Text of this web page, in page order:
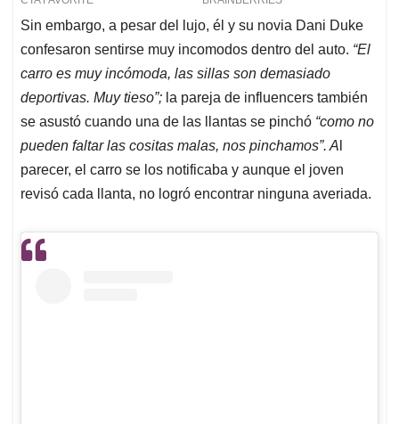
Sin embargo, a pesar del lujo, él y su novia Dani Duke
confesaron sentirse muy incomodos dentro del auto. “El
carro es muy incómoda, las sillas son demasiado
deportivas. Muy tieso”; la pareja de influencers también
se asustó cuando una de las llantas se pinchó “como no
pueden faltar las cositas malas, nos pinchamos”. A
parecer, el carro se los notificaba y aunque el joven
revisó cada llanta, no logró encontrar ninguna averiada.